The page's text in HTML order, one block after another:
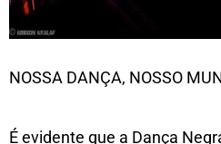
NOSSA DANÇA, NOSSO
É evidente que a Dança